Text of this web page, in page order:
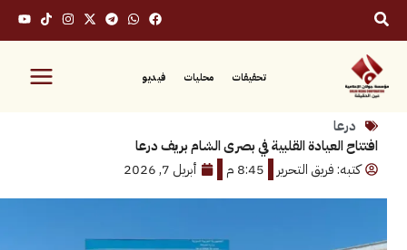
محليات فيديو
القلبية في بصرى الشام بريف درعا
فريق التحرير
8:45 م أبريل 7, 2026